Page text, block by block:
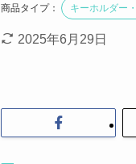
商品タイプ： キーホルダー
2025年6月29日